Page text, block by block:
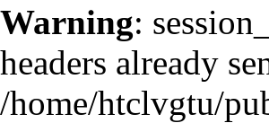
Warning:
headers already
/home/htclvgtu/